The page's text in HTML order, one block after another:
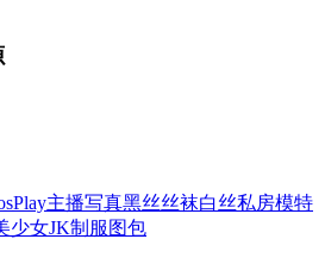
主播写真黑丝丝袜白丝私房模特
少女JK制服 图包